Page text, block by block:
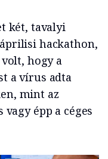
két, tavalyi
hackathon,
volt, hogy a
a vírus adta
mint az
épp a céges